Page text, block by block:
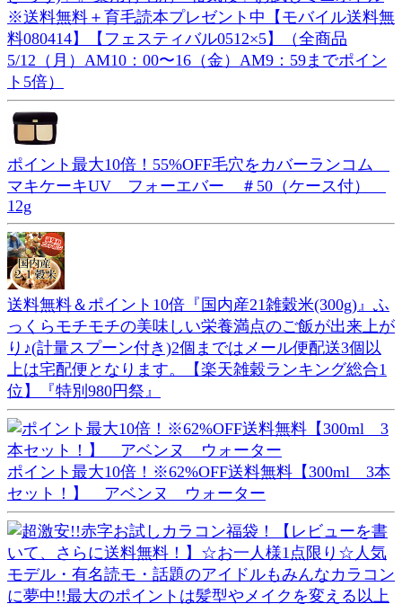
※送料無料＋育毛読本プレゼント中【モバイル送料無
料080414】【フェスティバル0512×5】（全商品
5/12（月）AM10：00〜16（金）AM9：59までポイン
ト5倍）
ポイント最大10倍！55%OFF毛穴をカバーランコム
マキケーキUV フォーエバー ＃50（ケース付）
12g
送料無料＆ポイント10倍『国内産21雑穀米(300g)』ふ
っくらモチモチの美味しい栄養満点のご飯が出来上が
り♪(計量スプーン付き)2個まではメール便配送3個以
上は宅配便となります。【楽天雑穀ランキング総合1
位】『特別980円祭』
ポイント最大10倍！※62%OFF送料無料【300ml 3本
セット！】 アベンヌ ウォーター